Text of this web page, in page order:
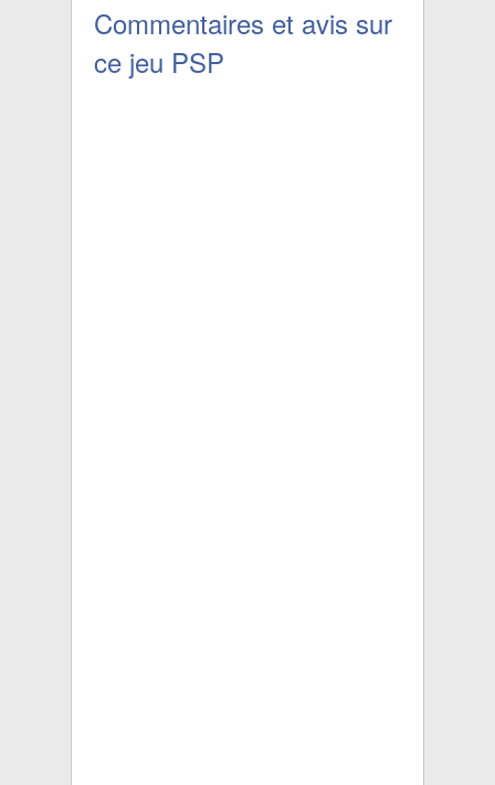
Commentaires et avis sur
ce jeu PSP